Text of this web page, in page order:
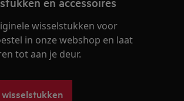
wisselstukken voor
in onze webshop en laat
tot aan je deur.
wisselstukken